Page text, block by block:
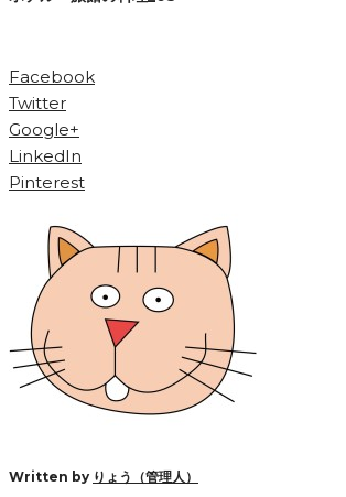
Facebook
Twitter
Google+
LinkedIn
Pinterest
Written by りょう（管理人）